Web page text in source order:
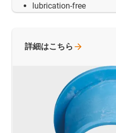
lubrication-free
詳細はこちら